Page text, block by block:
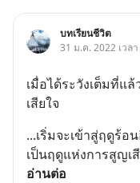
บทเรียนชีวิต
31 ม.ค. 2022 เวล
เมื่อได้ระวังเต็มที่แ
เสียใจ
...เริ่มจะเข้าสู่ฤดูร้
เป็นฤดูแห่งการสูญเ
อ่านต่อ